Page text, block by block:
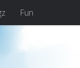
Fun